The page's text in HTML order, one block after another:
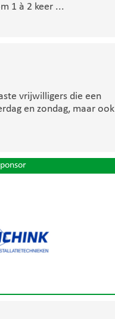
1 à 2 keer ...
vrijwilligers die een
en zondag, maar ook